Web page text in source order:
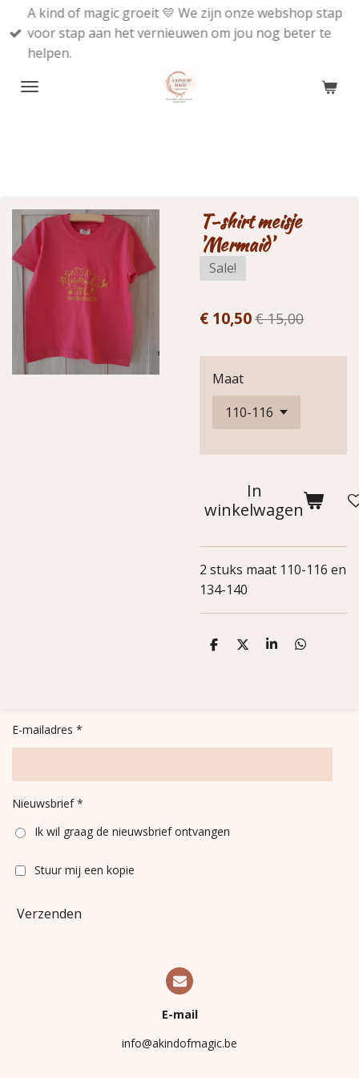
direct
naar
A kind of magic groeit 💛 We zijn onze webshop stap
voor stap aan het vernieuwen om jou nog beter te
helpen.
T-shirt meisje
'Mermaid'
Sale!
€ 10,50€ 15,00
Maat
In
winkelwagen
2 stuks maat 110-116 en
134-140
D
D
S
D
E-mailadres *
Nieuwsbrief *
Ik wil graag de nieuwsbrief ontvangen
Stuur mij een kopie
Verzenden
E-mail
info@akindofmagic.be